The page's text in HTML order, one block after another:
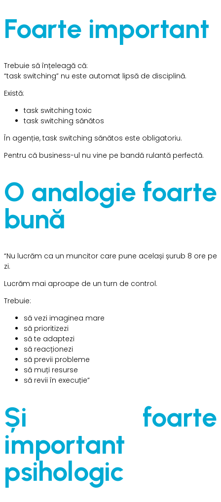
Foarte important
Trebuie să înțeleagă că:
“task switching” nu este automat lipsă de disciplină.
Există:
task switching toxic
task switching sănătos
În agenție, task switching sănătos este obligatoriu.
Pentru că business-ul nu vine pe bandă rulantă perfectă.
O analogie foarte
bună
“Nu lucrăm ca un muncitor care pune același șurub 8 ore pe
zi.
Lucrăm mai aproape de un turn de control.
Trebuie:
să vezi imaginea mare
să prioritizezi
să te adaptezi
să reacționezi
să previi probleme
să muți resurse
să revii în execuție”
Și foarte
important
psihologic